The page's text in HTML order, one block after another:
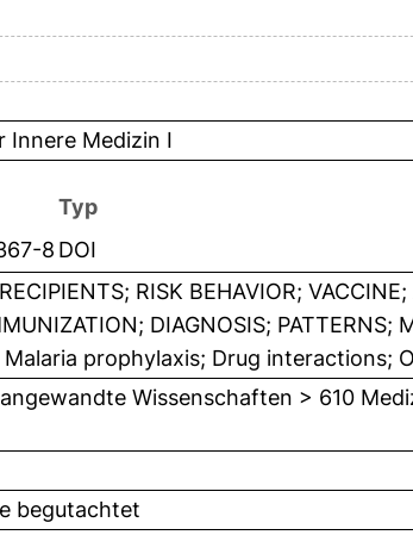
Innere Medizin I
Typ
8 DOI
RISK BEHAVIOR; VACCINE;
DIAGNOSIS; PATTERNS;
prophylaxis; Drug interactions;
Wissenschaften > 610
begutachtet